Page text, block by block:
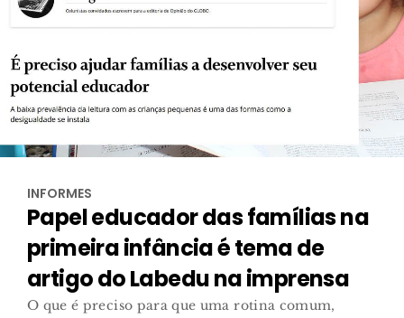
INFORMES
Papel educador das famílias na
primeira infância é tema de
artigo do Labedu na imprensa
O que é preciso para que uma rotina comum,